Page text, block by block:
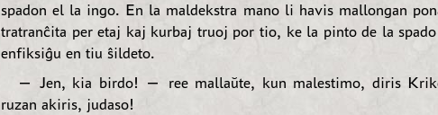
spadon el la ingo. En la maldekstra mano li havis mallongan
tratranĉita per etaj kaj kurbaj truoj por tio, ke la pinto de la
enfiksiĝu en tiu ŝildeto.
— Jen, kia birdo! — ree mallaŭte, kun malestimo, diris
ruzan akiris, judaso!